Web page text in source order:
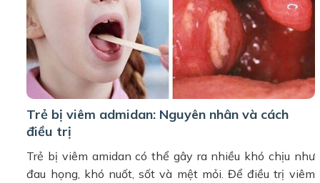
Trẻ bị viêm admidan: Nguyên nhân và cách
điều trị
Trẻ bị viêm amidan có thể gây ra nhiều khó chịu như
đau họng, khó nuốt, sốt và mệt mỏi. Để điều trị viêm